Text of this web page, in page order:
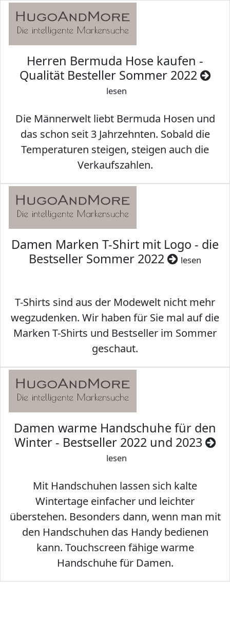
Herren Bermuda Hose kaufen -
Qualität Besteller Sommer 2022
lesen
Die Männerwelt liebt Bermuda Hosen und
das schon seit 3 Jahrzehnten. Sobald die
Temperaturen steigen, steigen auch die
Verkaufszahlen.
Damen Marken T-Shirt mit Logo - die
Bestseller Sommer 2022
lesen
T-Shirts sind aus der Modewelt nicht mehr
wegzudenken. Wir haben für Sie mal auf die
Marken T-Shirts und Bestseller im Sommer
geschaut.
Damen warme Handschuhe für den
Winter - Bestseller 2022 und 2023
lesen
Mit Handschuhen lassen sich kalte
Wintertage einfacher und leichter
überstehen. Besonders dann, wenn man mit
den Handschuhen das Handy bedienen
kann. Touchscreen fähige warme
Handschuhe für Damen.